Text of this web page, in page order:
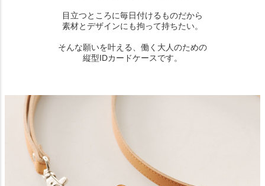
目立つところに毎日付けるものだから
素材とデザインにも拘って持ちたい。
そんな願いを叶える、働く大人のための
縦型IDカードケースです。